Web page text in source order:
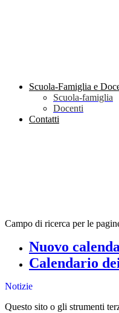
Scuola-Famiglia e
Scuola-famiglia
Docenti
Contatti
Campo di ricerca per le
Nuovo
Calendario
Notizie
Questo sito o gli strumenti